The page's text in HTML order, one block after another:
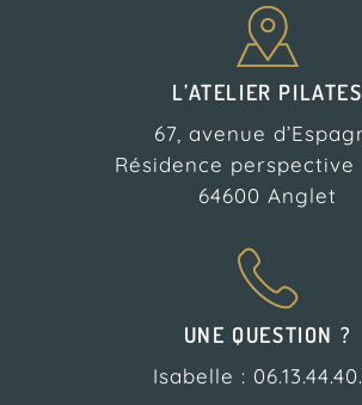
L’ATELIER PILATES
67, avenue
Résidence perspective
64600 Anglet
UNE QUESTION ?
Isabelle :